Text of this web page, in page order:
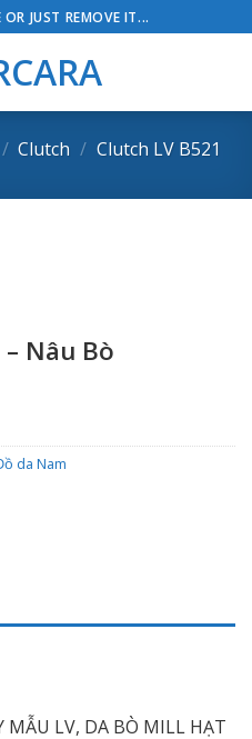
JUST REMOVE IT...
/ Clutch / Clutch LV B521
Nâu Bò
da Nam
MẪU LV, DA BÒ MILL HẠT